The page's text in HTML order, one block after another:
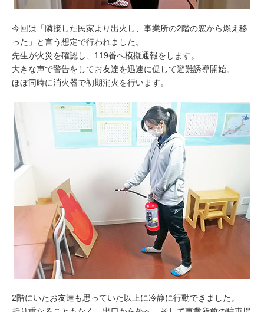
今回は「隣接した民家より出火し、事業所の2階の窓から燃え移
った」と言う想定で行われました。
先生が火災を確認し、119番へ模擬通報をします。
大きな声で警告をしてお友達を迅速に促して避難誘導開始。
ほぼ同時に消火器で初期消火を行います。
2階にいたお友達も思っていた以上に冷静に行動できました。